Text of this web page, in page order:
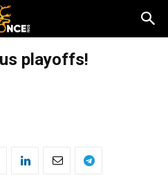
playoffs!